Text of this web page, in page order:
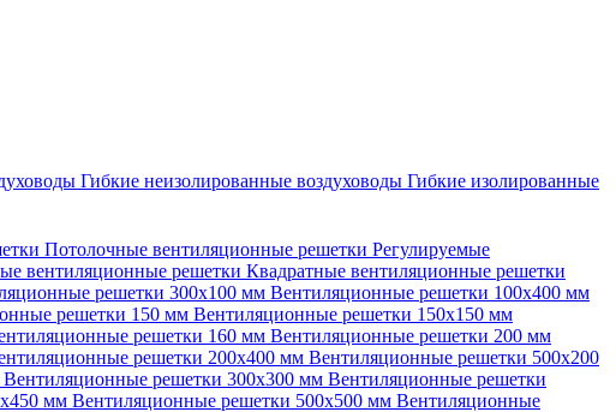
Гибкие неизолированные воздуховоды Гибкие изолированные
Потолочные вентиляционные решетки Регулируемые
вентиляционные решетки Квадратные вентиляционные решетки
решетки 300х100 мм Вентиляционные решетки 100х400 мм
решетки 150 мм Вентиляционные решетки 150х150 мм
решетки 160 мм Вентиляционные решетки 200 мм
решетки 200х400 мм Вентиляционные решетки 500х200
Вентиляционные решетки 300х300 мм Вентиляционные решетки
мм Вентиляционные решетки 500х500 мм Вентиляционные